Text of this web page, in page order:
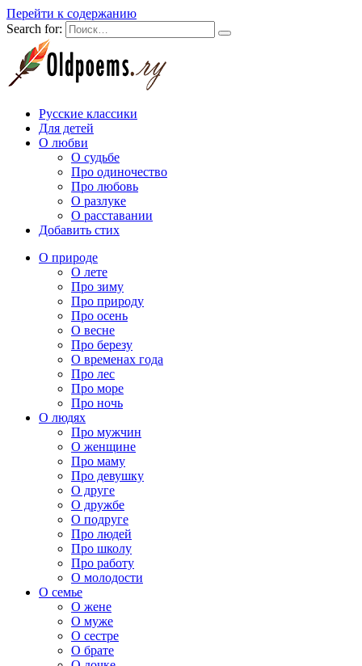
Перейти к содержанию
Search for:
Русские классики
Для детей
О любви
О судьбе
Про одиночество
Про любовь
О разлуке
О расставании
Добавить стих
О природе
О лете
Про зиму
Про природу
Про осень
О весне
Про березу
О временах года
Про лес
Про море
Про ночь
О людях
Про мужчин
О женщине
Про маму
Про девушку
О друге
О дружбе
О подруге
Про людей
Про школу
Про работу
О молодости
О семье
О жене
О муже
О сестре
О брате